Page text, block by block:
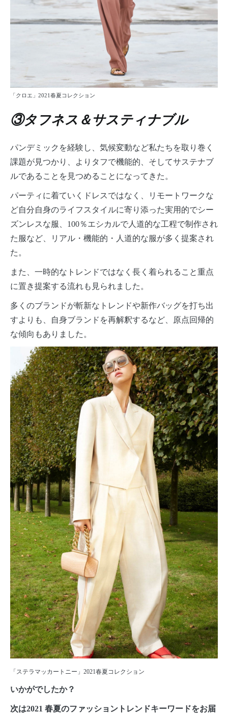
「クロエ」2021春夏コレクション
③タフネス＆サスティナブル
パンデミックを経験し、気候変動など私たちを取り巻く
課題が見つかり、よりタフで機能的、そしてサステナブ
ルであることを見つめることになってきた。
パーティに着ていくドレスではなく、リモートワークな
ど自分自身のライフスタイルに寄り添った実用的でシー
ズンレスな服、100％エシカルで人道的な工程で制作され
た服など、リアル・機能的・人道的な服が多く提案され
た。
また、一時的なトレンドではなく長く着られること重点
に置き提案する流れも見られました。
多くのブランドが斬新なトレンドや新作バッグを打ち出
すよりも、自身ブランドを再解釈するなど、原点回帰的
な傾向もありました。
「ステラマッカートニー」2021春夏コレクション
いかがでしたか？
次は2021 春夏のファッショントレンドキーワードをお届